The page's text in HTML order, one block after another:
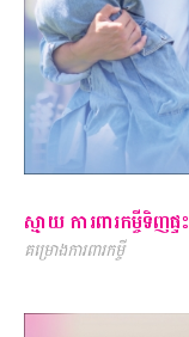
ស្មាយ ការពារកម្ចីទិញផ្ទះ
គម្រោងការពារកម្ចី